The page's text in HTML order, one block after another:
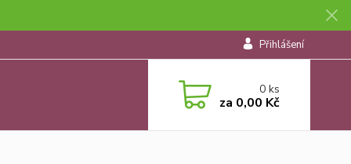
Přihlášení
0ks
za 0,00 Kč